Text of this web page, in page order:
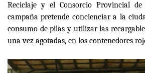
Reciclaje y el Consorcio Provincial
campaña pretende concienciar a la
consumo de pilas y utilizar las
una vez agotadas, en los contenedores